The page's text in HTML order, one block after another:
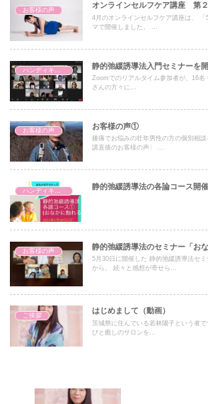
お客様の声
オンラインセルフケア講座 第２
4月のオンラインセルフケア講座は、
マで開催しました。 ...
静的弛緩誘導法入門セミナーを
Zoomでのリアルタイム参加者が、16名
さんの方々に...
お客様の声
お客様の声①
膝痛でお悩みの壮年男性の方の個別相
講直後のお客様の声〉 ...
静的弛緩誘導法の各論コース開
お客様の声
静的弛緩誘導法のセミナー「お
5月30日に開催した 静的弛緩誘導法セ
から、 続々と感想が寄せら...
ご挨拶
はじめまして（動画）
茨城県に住んでいる若林陽子という者
びと癒しのサロンを...